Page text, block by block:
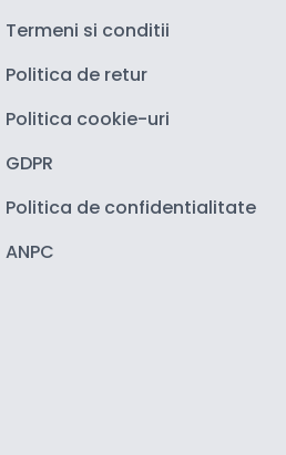
Termeni si conditii
Politica de retur
Politica cookie-uri
GDPR
Politica de confidentialitate
ANPC